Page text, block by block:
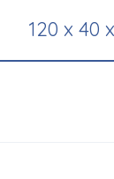
120 x 40